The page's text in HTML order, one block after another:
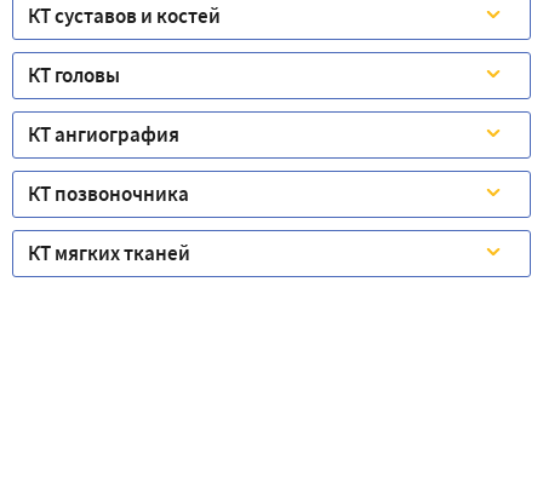
КТ суставов и костей
КТ головы
КТ ангиография
КТ позвоночника
КТ мягких тканей